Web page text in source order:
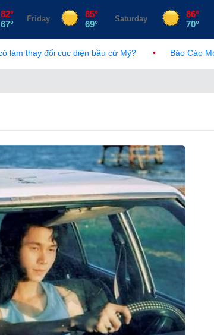
bầu cử Mỹ? • Báo Cáo Mới Của Hạ Viện Mỹ